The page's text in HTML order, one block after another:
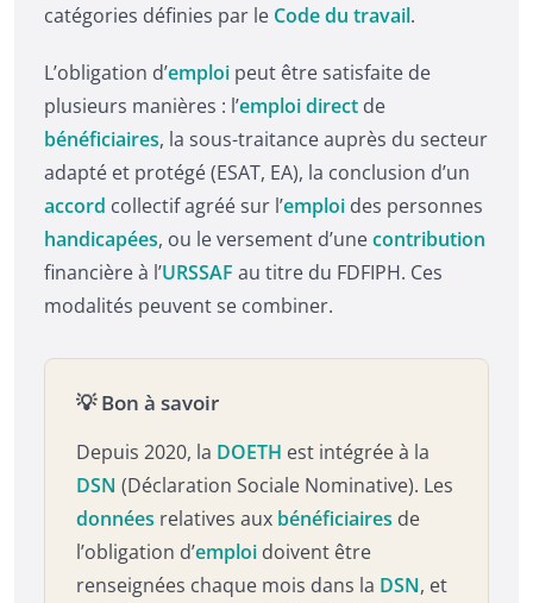
catégories définies par le Code du travail.
L’obligation d’emploi peut être satisfaite de
plusieurs manières : l’emploi direct de
bénéficiaires, la sous-traitance auprès du secteur
adapté et protégé (ESAT, EA), la conclusion d’un
accord collectif agréé sur l’emploi des personnes
handicapées, ou le versement d’unecontribution
financière à l’URSSAF au titre du FDFIPH. Ces
modalités peuvent se combiner.
💡 Bon à savoir
Depuis 2020, la DOETH est intégrée à la
DSN (Déclaration Sociale Nominative). Les
données relatives aux bénéficiaires de
l’obligation d’emploi doivent être
renseignées chaque mois dans la DSN, et